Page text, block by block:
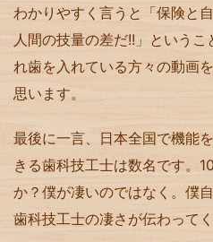
わかりやすく言うと「保険と
人間の技量の差だ!!」という
れ歯を入れている方々の動画
思います。
最後に一言、日本全国で機能
きる歯科技工士は数名です。
か？僕が凄いのではなく。僕
歯科技工士の凄さが伝わって